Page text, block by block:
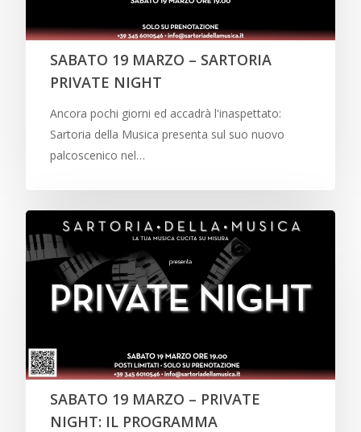
SABATO 19 MARZO – SARTORIA
PRIVATE NIGHT
Ancora pochi giorni ed accadrà l'inaspettato:
Sartoria della Musica presenta sul suo nuovo
palcoscenico nel…
SABATO 19 MARZO – PRIVATE
NIGHT: IL PROGRAMMA